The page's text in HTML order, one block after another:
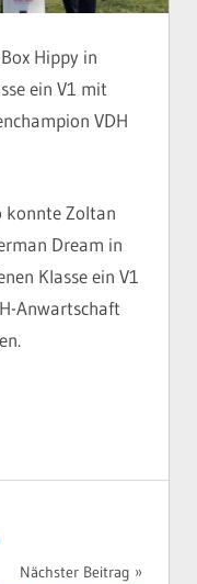
Hippy in
ein V1 mit
VDH
konnte Zoltan
Dream in
Klasse ein V1
Anwartschaft
Nächster Beitrag